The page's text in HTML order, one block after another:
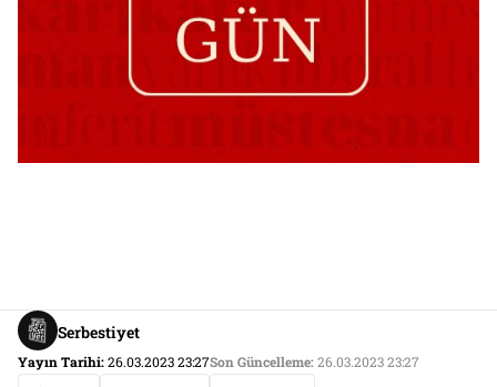
Serbestiyet
Yayın Tarihi:26.03.2023 23:27Son Güncelleme:26.03.2023 23:27